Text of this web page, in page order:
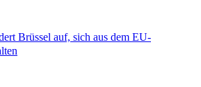
Brüssel auf, sich aus dem EU-